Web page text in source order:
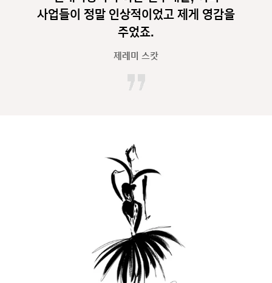
사업들이 정말 인상적이었고 제게 영감을
주었죠.
제레미 스캇